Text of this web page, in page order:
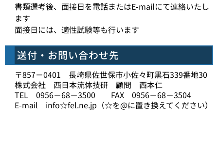
書類選考後、面接日を電話またはE-mailにて連絡いたし
ます
面接日には、適性試験等も行います
送付・お問い合わせ先
〒857－0401 長崎県佐世保市小佐々町黒石339番地30
株式会社 西日本流体技研 顧問 西本仁
TEL 0956－68－3500 FAX 0956－68－3504
E-mail info☆fel.ne.jp（☆を@に置き換えてください）